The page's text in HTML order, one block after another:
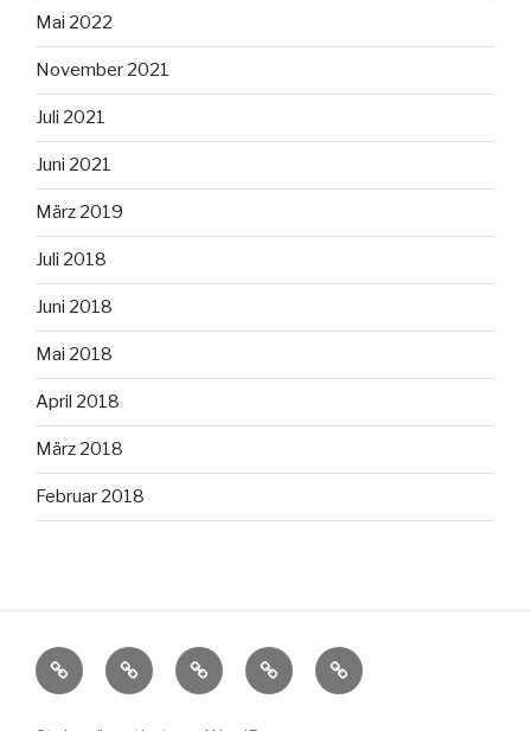
Mai 2022
November 2021
Juli 2021
Juni 2021
März 2019
Juli 2018
Juni 2018
Mai 2018
April 2018
März 2018
Februar 2018
Startseite2022
Segeln
2021
Segeln
2018
Segelsommer
Impressum